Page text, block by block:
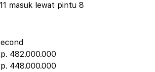
masuk lewat pintu 8
482.000.000
448.000.000